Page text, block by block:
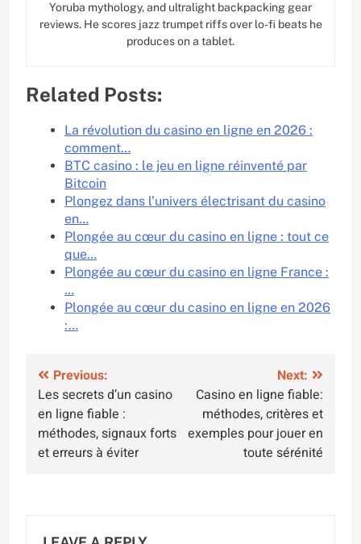
Yoruba mythology, and ultralight backpacking gear
reviews. He scores jazz trumpet riffs over lo-fi beats he
produces on a tablet.
Related Posts:
La révolution du casino en ligne en 2026 :
comment…
BTC casino : le jeu en ligne réinventé par
Bitcoin
Plongez dans l’univers électrisant du casino
en…
Plongée au cœur du casino en ligne : tout ce
que…
Plongée au cœur du casino en ligne France :
…
Plongée au cœur du casino en ligne en 2026
:…
Post
navigation
Previous:
Les secrets d’un casino
en ligne fiable :
méthodes, signaux forts
et erreurs à éviter
Next:
Casino en ligne fiable:
méthodes, critères et
exemples pour jouer en
toute sérénité